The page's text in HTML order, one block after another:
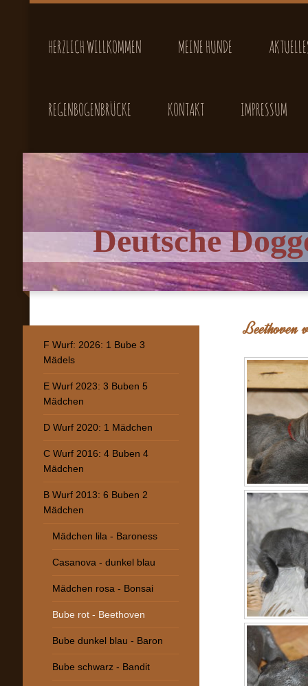
HERZLICH WILLKOMMEN MEINE HUNDE
REGENBOGENBRÜCKE KONTAKT IMPRESSUM
Deutsche
Beethoven
F Wurf: 2026: 1 Bube 3
Mädels
E Wurf 2023: 3 Buben 5
Mädchen
D Wurf 2020: 1 Mädchen
C Wurf 2016: 4 Buben 4
Mädchen
B Wurf 2013: 6 Buben 2
Mädchen
Mädchen lila - Baroness
Casanova - dunkel blau
Mädchen rosa - Bonsai
Bube rot - Beethoven
Bube dunkel blau - Baron
Bube schwarz - Bandit